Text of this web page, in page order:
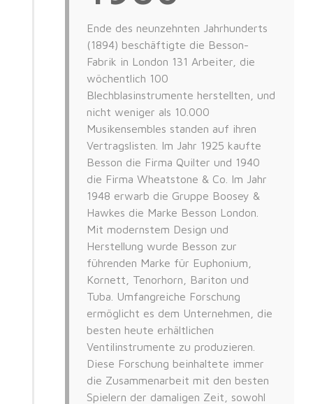
Ende des neunzehnten Jahrhunderts
(1894) beschäftigte die Besson-
Fabrik in London 131 Arbeiter, die
wöchentlich 100
Blechblasinstrumente herstellten, und
nicht weniger als 10.000
Musikensembles standen auf ihren
Vertragslisten. Im Jahr 1925 kaufte
Besson die Firma Quilter und 1940
die Firma Wheatstone & Co. Im Jahr
1948 erwarb die Gruppe Boosey &
Hawkes die Marke Besson London.
Mit modernstem Design und
Herstellung wurde Besson zur
führenden Marke für Euphonium,
Kornett, Tenorhorn, Bariton und
Tuba. Umfangreiche Forschung
ermöglicht es dem Unternehmen, die
besten heute erhältlichen
Ventilinstrumente zu produzieren.
Diese Forschung beinhaltete immer
die Zusammenarbeit mit den besten
Spielern der damaligen Zeit, sowohl